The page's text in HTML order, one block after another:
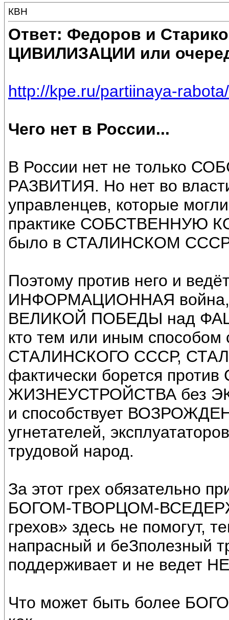
КВН
Ответ: Федоров и
ЦИВИЛИЗАЦИИ или
http://kpe.ru/partiinaya-
Чего нет в России...
В России нет не только
РАЗВИТИЯ. Но нет во
управленцев, которые
практике СОБСТВЕННУЮ
было в СТАЛИНСКОМ
Поэтому против него и
ИНФОРМАЦИОННАЯ война,
ВЕЛИКОЙ ПОБЕДЫ над
кто тем или иным способом
СТАЛИНСКОГО СССР,
фактически борется
ЖИЗНЕУСТРОЙСТВА без
и способствует
угнетателей,
трудовой народ.
За этот грех обязательно
БОГОМ-ТВОРЦОМ-
грехов» здесь не помогут,
напрасный и беЗполезный
поддерживает и не ведет
Что может быть более